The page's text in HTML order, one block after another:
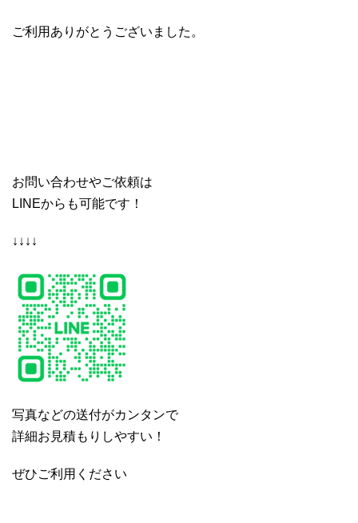
ご利用ありがとうございました。
お問い合わせやご依頼は
LINEからも可能です！
↓↓↓↓
写真などの送付がカンタンで
詳細お見積もりしやすい！
ぜひご利用ください